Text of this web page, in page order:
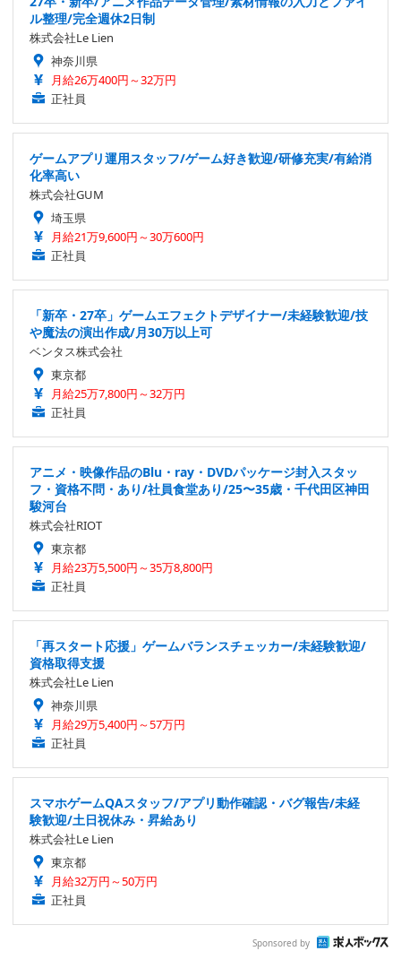
ル整理/完全週休2日制
株式会社Le Lien
神奈川県
月給26万400円～32万円
正社員
ゲームアプリ運用スタッフ/ゲーム好き歓迎/研修充実/有給消
化率高い
株式会社GUM
埼玉県
月給21万9,600円～30万600円
正社員
「新卒・27卒」ゲームエフェクトデザイナー/未経験歓迎/技
や魔法の演出作成/月30万以上可
ベンタス株式会社
東京都
月給25万7,800円～32万円
正社員
アニメ・映像作品のBlu・ray・DVDパッケージ封入スタッ
フ・資格不問・あり/社員食堂あり/25〜35歳・千代田区神田
駿河台
株式会社RIOT
東京都
月給23万5,500円～35万8,800円
正社員
「再スタート応援」ゲームバランスチェッカー/未経験歓迎/
資格取得支援
株式会社Le Lien
神奈川県
月給29万5,400円～57万円
正社員
スマホゲームQAスタッフ/アプリ動作確認・バグ報告/未経
験歓迎/土日祝休み・昇給あり
株式会社Le Lien
東京都
月給32万円～50万円
正社員
Sponsored by